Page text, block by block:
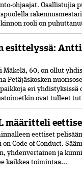
ohjaajat. Osallistujia
rooli on
esittelyssä:
Mäkelä, 60, on ollut
Petäjäskosken
eri yhdistyksissä
ovat tulleet
määritteli
eettiset
Code of Conduct.
yhdenvertainen ja
kaikkea toimintaa...